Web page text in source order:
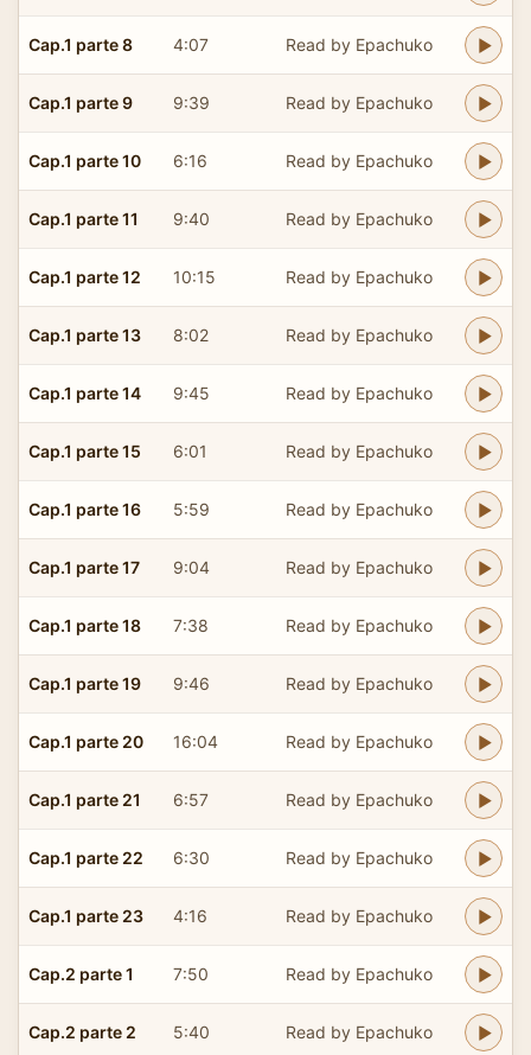
Cap.1 parte 8 4:07 Read by Epachuko
Cap.1 parte 9 9:39 Read by Epachuko
Cap.1 parte 10 6:16 Read by Epachuko
Cap.1 parte 11 9:40 Read by Epachuko
Cap.1 parte 12 10:15 Read by Epachuko
Cap.1 parte 13 8:02 Read by Epachuko
Cap.1 parte 14 9:45 Read by Epachuko
Cap.1 parte 15 6:01 Read by Epachuko
Cap.1 parte 16 5:59 Read by Epachuko
Cap.1 parte 17 9:04 Read by Epachuko
Cap.1 parte 18 7:38 Read by Epachuko
Cap.1 parte 19 9:46 Read by Epachuko
Cap.1 parte 20 16:04 Read by Epachuko
Cap.1 parte 21 6:57 Read by Epachuko
Cap.1 parte 22 6:30 Read by Epachuko
Cap.1 parte 23 4:16 Read by Epachuko
Cap.2 parte 1 7:50 Read by Epachuko
Cap.2 parte 2 5:40 Read by Epachuko